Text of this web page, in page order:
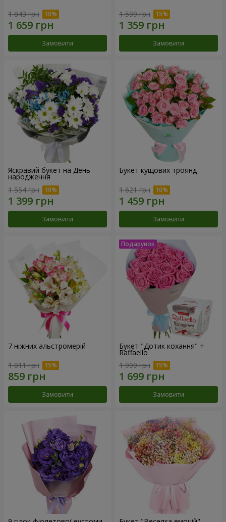
1 843 грн
Замовити
1 599 грн
Замовити
Яскравий букет на День
народження
1 554 грн
Замовити
Букет кущових троянд
1 621 грн
Замовити
7 ніжних альстромерій
1 011 грн
Замовити
Букет "Дотик кохання" +
Raffaello
1 999 грн
Замовити